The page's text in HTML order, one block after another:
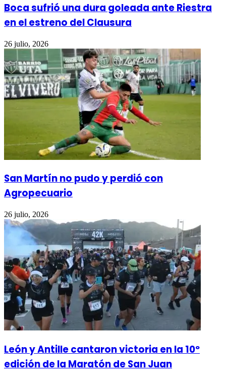
Boca sufrió una dura goleada ante Riestra
en el estreno del Clausura
26 julio, 2026
San Martín no pudo y perdió con
Agropecuario
26 julio, 2026
León y Antille cantaron victoria en la 10º
edición de la Maratón de San Juan